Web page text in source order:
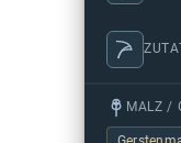
MALZ /